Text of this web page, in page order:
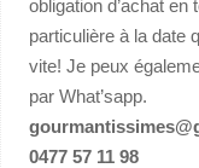
obligation d’achat
particulière à la date
vite! Je peux
par What’sapp.
0477 57 11 98